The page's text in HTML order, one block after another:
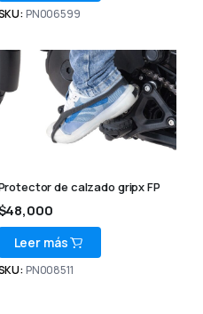
PN006599
de calzado gripx FP
48,000
Leer más
PN008511